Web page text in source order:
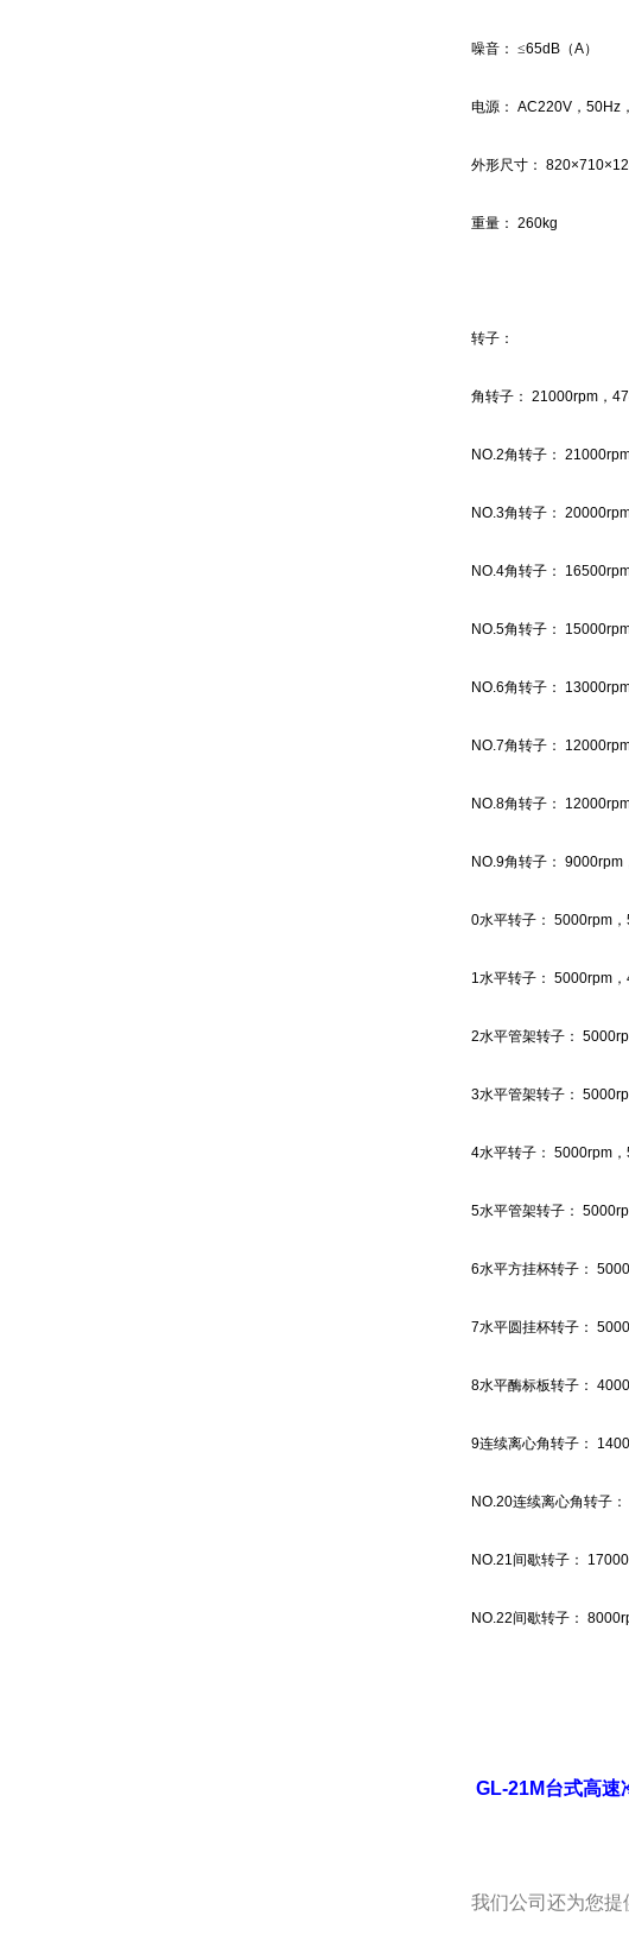
噪音： ≤65dB （A）
电源： AC220V ， 50Hz ，
外形尺寸：
重量： 260kg
转子：
角转子： 21000rpm ，
NO.2角转子：
NO.3角转子：
NO.4角转子：
NO.5角转子：
NO.6角转子：
NO.7角转子：
NO.8角转子：
NO.9角转子： 9000rpm
0水平转子： 5000rpm ，
1水平转子： 5000rpm ，
2水平管架转子：
3水平管架转子：
4水平转子： 5000rpm ，
5水平管架转子：
6水平方挂杯转子：
7水平圆挂杯转子：
8水平酶标板转子：
9连续离心角转子：
NO.20连续离心角转子：
NO.21间歇转子：
NO.22间歇转子：
GL-21M台式高速
我们公司还为您提